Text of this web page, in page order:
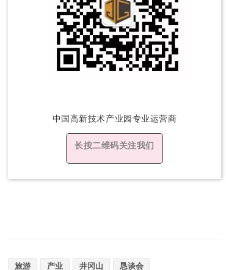
中国高新技术产业园专业运营商
长按二维码关注我们
旅游 产业 井冈山 恳谈会